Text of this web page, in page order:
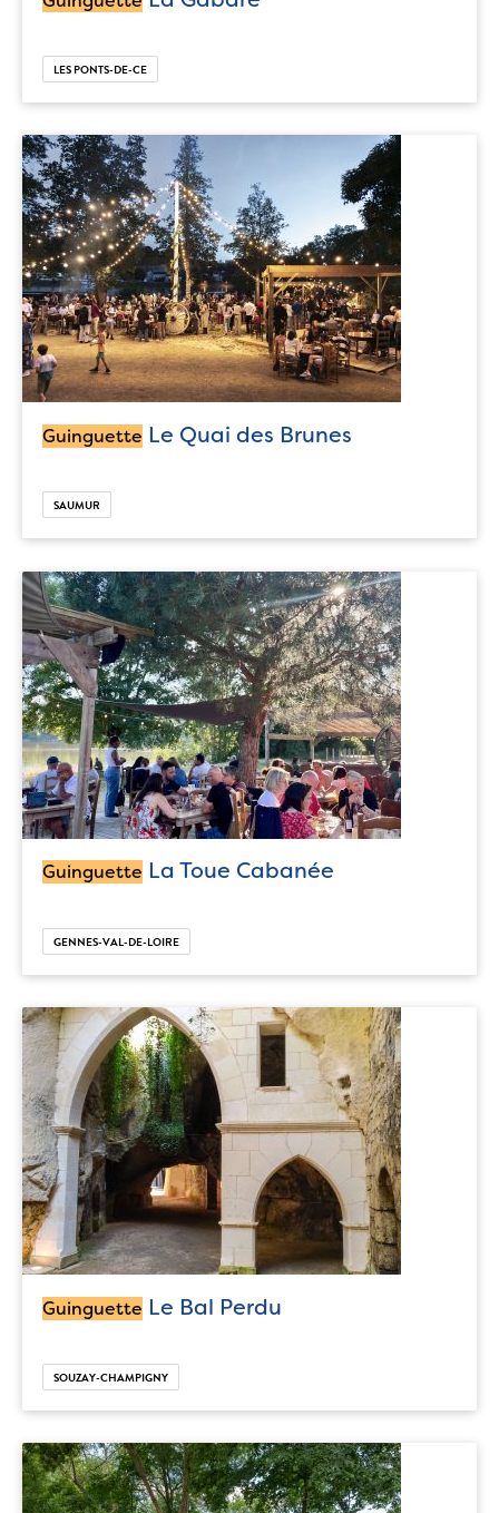
LES PONTS-DE-CE
Guinguette Le Quai des Brunes
SAUMUR
Guinguette La Toue Cabanée
GENNES-VAL-DE-LOIRE
Guinguette Le Bal Perdu
SOUZAY-CHAMPIGNY